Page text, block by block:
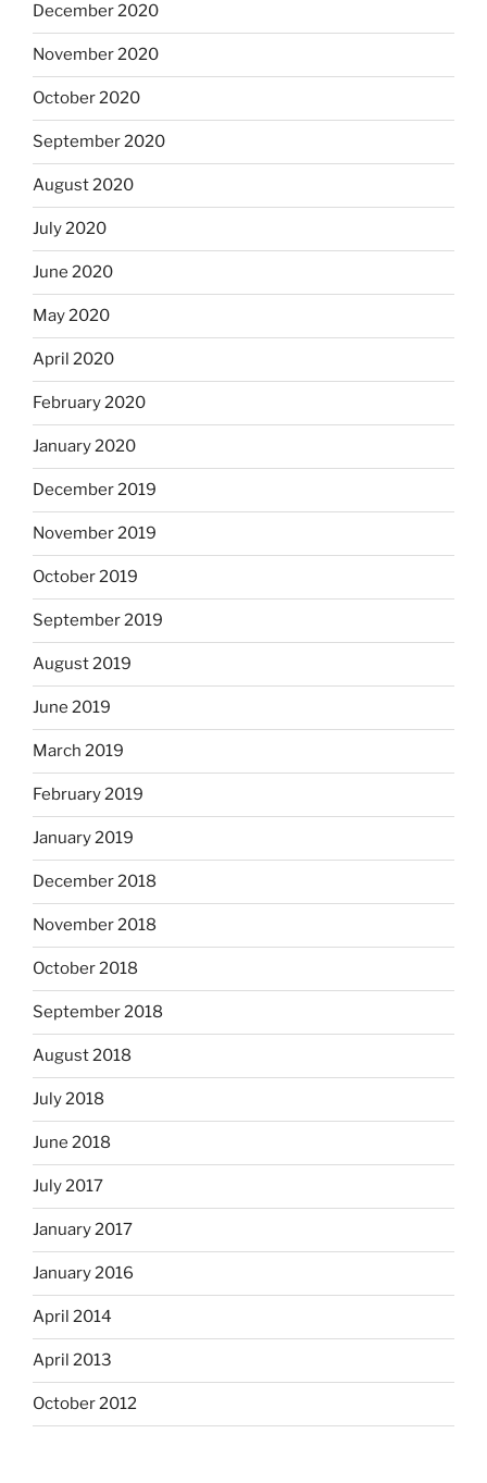
December 2020
November 2020
October 2020
September 2020
August 2020
July 2020
June 2020
May 2020
April 2020
February 2020
January 2020
December 2019
November 2019
October 2019
September 2019
August 2019
June 2019
March 2019
February 2019
January 2019
December 2018
November 2018
October 2018
September 2018
August 2018
July 2018
June 2018
July 2017
January 2017
January 2016
April 2014
April 2013
October 2012